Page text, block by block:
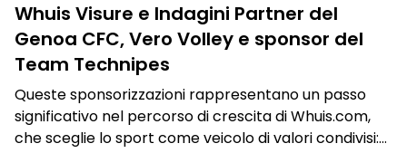
Whuis Visure e Indagini Partner del
Genoa CFC, Vero Volley e sponsor del
Team Technipes
Queste sponsorizzazioni rappresentano un passo
significativo nel percorso di crescita di Whuis.com,
che sceglie lo sport come veicolo di valori condivisi: